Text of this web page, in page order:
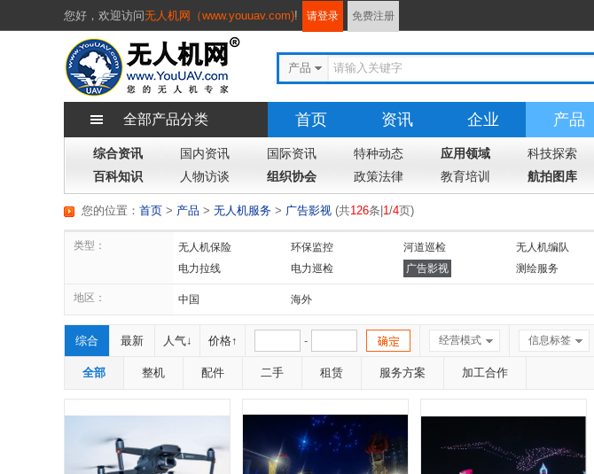
您好， 欢迎访问无人机网（www.youuav.com)! 请登录 免费注册
产品
全部产品分类 首页 资讯 企业 产品
综合资讯 国内资讯 国际资讯 特种动态 应用领域 科技探索
百科知识
人物访谈 组织协会 政策法律 教育培训 航拍图库
您的位置： 首页 > 产品 > 无人机服务 > 广告影视 (共126条| 1/4页)
类型： 无人机保险 环保监控 河道巡检 无人机编队
电力拉线
电力巡检 广告影视 测绘服务
地区： 中国 海外
综合 最新 人气↓ 价格↑ - 经营模式 信息标签
全部 整机 配件 二手 租赁 服务方案 加工合作